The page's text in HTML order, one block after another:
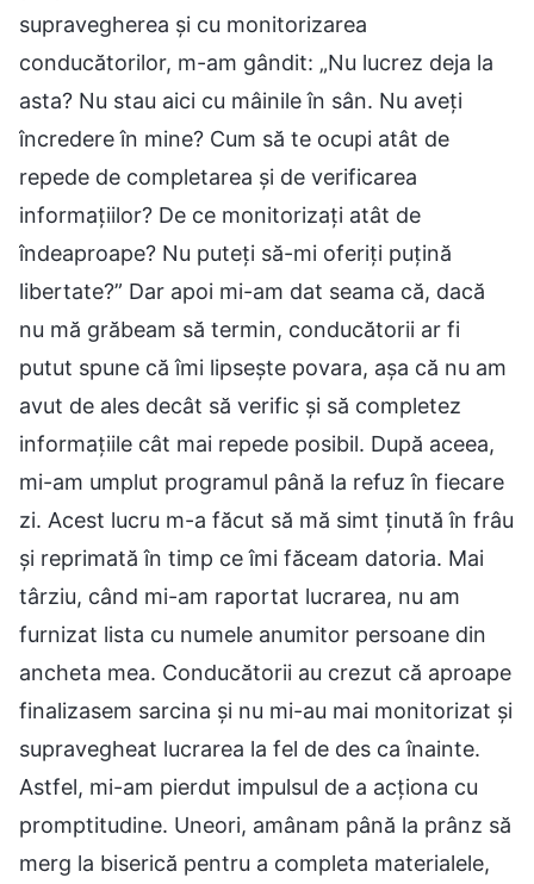
supravegherea și cu monitorizarea
conducătorilor, m-am gândit: „Nu lucrez deja la
asta? Nu stau aici cu mâinile în sân. Nu aveți
încredere în mine? Cum să te ocupi atât de
repede de completarea și de verificarea
informațiilor? De ce monitorizați atât de
îndeaproape? Nu puteți să-mi oferiți puțină
libertate?” Dar apoi mi-am dat seama că, dacă
nu mă grăbeam să termin, conducătorii ar fi
putut spune că îmi lipsește povara, așa că nu am
avut de ales decât să verific și să completez
informațiile cât mai repede posibil. După aceea,
mi-am umplut programul până la refuz în fiecare
zi. Acest lucru m-a făcut să mă simt ținută în frâu
și reprimată în timp ce îmi făceam datoria. Mai
târziu, când mi-am raportat lucrarea, nu am
furnizat lista cu numele anumitor persoane din
ancheta mea. Conducătorii au crezut că aproape
finalizasem sarcina și nu mi-au mai monitorizat și
supravegheat lucrarea la fel de des ca înainte.
Astfel, mi-am pierdut impulsul de a acționa cu
promptitudine. Uneori, amânam până la prânz să
merg la biserică pentru a completa materialele,